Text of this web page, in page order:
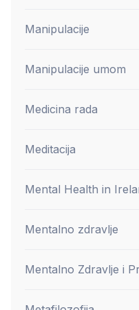
Manipulacije
Manipulacije umom
Medicina rada
Meditacija
Mental Health in
Mentalno zdravlje
Mentalno Zdravlje i